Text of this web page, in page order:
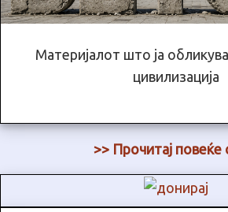
Материјалот што ја
цивилизација
>> Прочитај